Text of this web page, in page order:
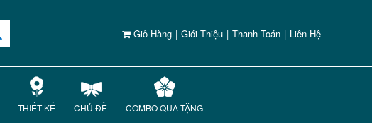
Giỏ Hàng | Giới Thiệu | Thanh Toán | Liên Hệ
THIẾT KẾ CHỦ ĐỀ COMBO QUÀ TẶNG